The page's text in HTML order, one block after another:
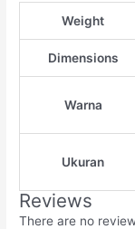
Weight
Dimensions
Warna
Ukuran
Reviews
There are no